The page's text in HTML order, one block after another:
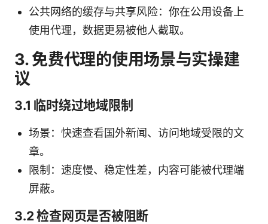
公共网络的缓存与共享风险：你在公用设备上
使用代理，数据更易被他人截取。
3. 免费代理的使用场景与实操建
议
3.1 临时绕过地域限制
场景：快速查看国外新闻、访问地域受限的文
章。
限制：速度慢、稳定性差，内容可能被代理端
屏蔽。
3.2 检查网页是否被阻断